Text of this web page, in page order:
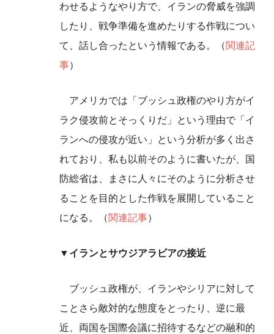
わせるようなやり方で、イランの脅威を強調
したり、戦争準備を進めたりする作戦につい
て、話し合ったという情報である。（関連記
事）
アメリカでは「ブッシュ政権のやり方がイ
ラク侵攻前とそっくりだ」という理由で「イ
ランへの侵攻が近い」という分析が多く出さ
れており、私も以前そのように書いたが、国
防総省は、まさに人々にそのように分析させ
ることを目的とした作戦を展開していること
になる。（関連記事）
▼イランとサウジアラビアの接近
ブッシュ政権が、イランやシリアに対して
ことさら敵対的な態度をとったり、逆に最
近、両国を国際会議に招待するなどの融和的